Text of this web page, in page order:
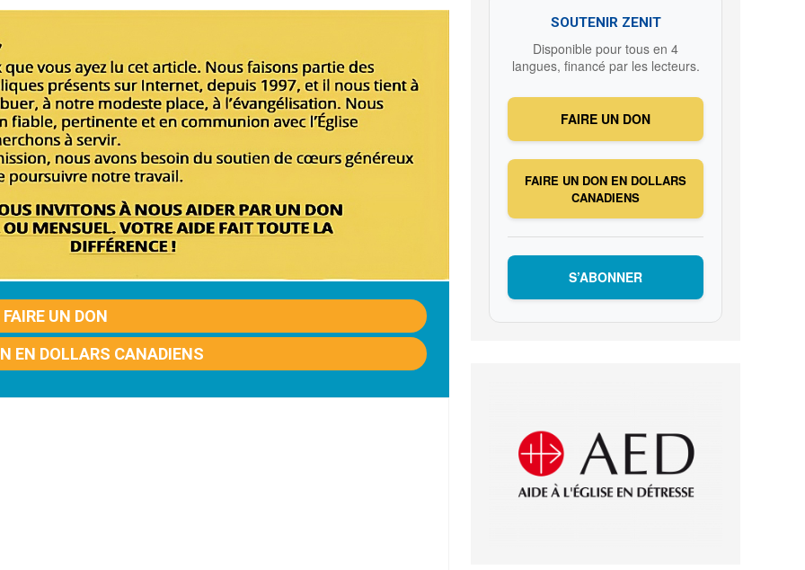
FAIRE UN DON
EN DOLLARS CANADIENS
SOUTENIR ZENIT
Disponible pour tous en 4
langues, financé par les lecteurs.
FAIRE UN DON
FAIRE UN DON EN DOLLARS
CANADIENS
S’ABONNER